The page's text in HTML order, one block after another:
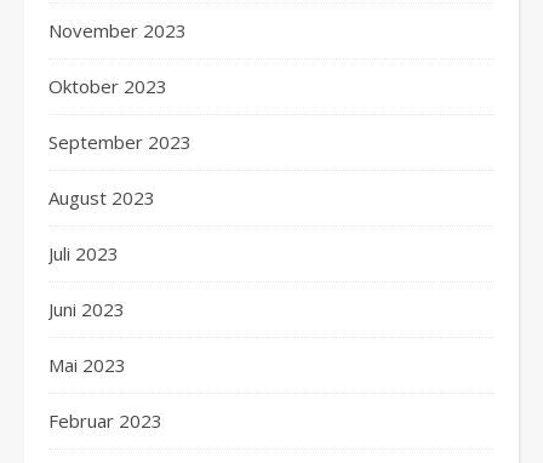
November 2023
Oktober 2023
September 2023
August 2023
Juli 2023
Juni 2023
Mai 2023
Februar 2023